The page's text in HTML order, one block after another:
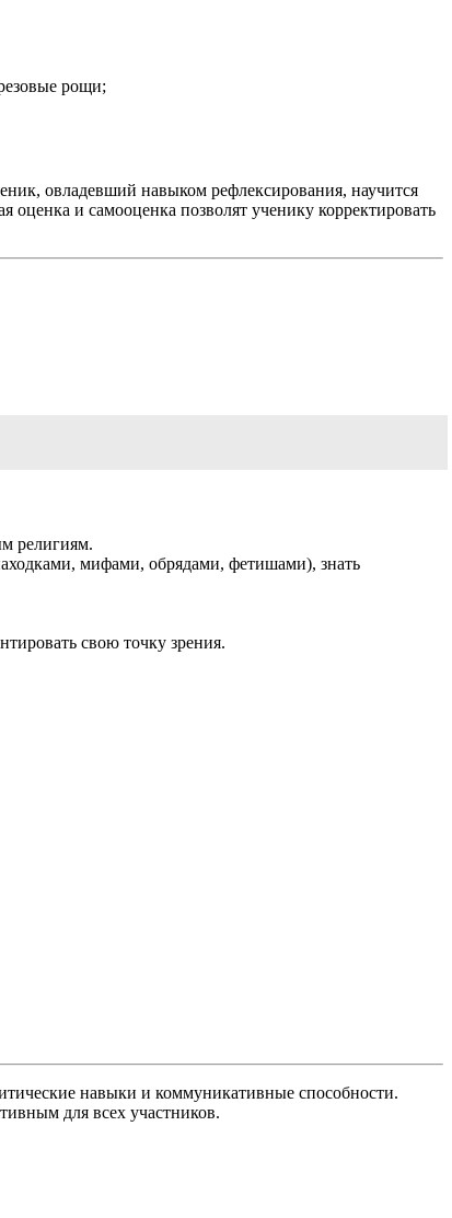
рощи;
овладевший навыком рефлексирования, научится
оценка и самооценка позволят ученику корректировать
религиям.
мифами, обрядами, фетишами), знать
свою точку зрения.
навыки и коммуникативные способности.
для всех участников.